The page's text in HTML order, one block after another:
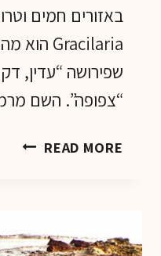
באזורים חמים
“צפופה”. השם
READ MORE ג'ל
של